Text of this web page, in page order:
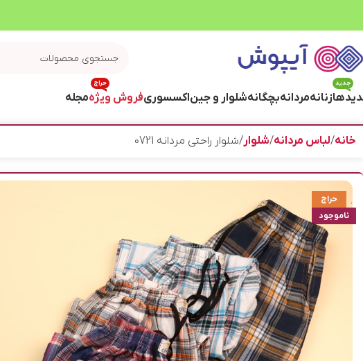
جدید
زنانهمردانهبچگانهشلوار و جیناکسسوریفروش ویژه
حراج
مجله
خانه لباس مردانه شلوار شلوار راحتی مردانه 0721
حراج
ناموجود